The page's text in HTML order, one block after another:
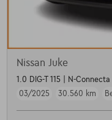
Nissan Juke
1.0 DIG-T 115 | N-
03/2025
30.560 km